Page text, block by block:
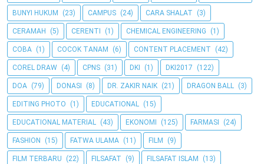
BUNYI HUKUM (23) CAMPUS (24) CARA SHALAT (3)
CERAMAH (5) CERENTI (1) CHEMICAL ENGINEERING (1)
COBA (1) COCOK TANAM (6) CONTENT PLACEMENT (42)
COREL DRAW (4) CPNS (31) DKI (1) DKI2017 (122)
DOA (79) DONASI (8) DR. ZAKIR NAIK (21) DRAGON BALL (3)
EDITING PHOTO (1) EDUCATIONAL (15)
EDUCATIONAL MATERIAL (43) EKONOMI (125) FARMASI (24)
FASHION (15) FATWA ULAMA (11) FILM (9)
FILM TERBARU (22) FILSAFAT (9) FILSAFAT ISLAM (13)